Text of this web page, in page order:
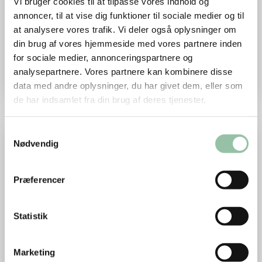
annoncer, til at vise dig funktioner til sociale medier og til
at analysere vores trafik. Vi deler også oplysninger om
din brug af vores hjemmeside med vores partnere inden
for sociale medier, annonceringspartnere og
analysepartnere. Vores partnere kan kombinere disse
data med andre oplysninger, du har givet dem, eller som
de har indsamlet fra din brug af deres tjenester.
Nødvendig
Præferencer
Statistik
Marketing
indkøb og madlavning, er det rart, at ét valg
allerede er taget for dig. Nøglehullet gør det
nemt for dig at vælge de gode vaner. Så du kan
bruge energien på alt det, der virkelig betyder
noget.